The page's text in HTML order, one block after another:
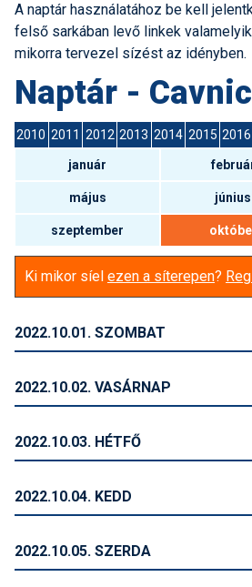
Fotók
A naptár használatához be kell
felső sarkában levő linkek
mikorra tervezel sízést az idényben.
Naptár -
2010 2011 2012 2013 2014 2015 2016
január
május június
szeptember
Ki mikor síel ezen a síterepen?
2022.10.01. SZOMBAT
2022.10.02. VASÁRNAP
2022.10.03. HÉTFŐ
2022.10.04. KEDD
2022.10.05. SZERDA